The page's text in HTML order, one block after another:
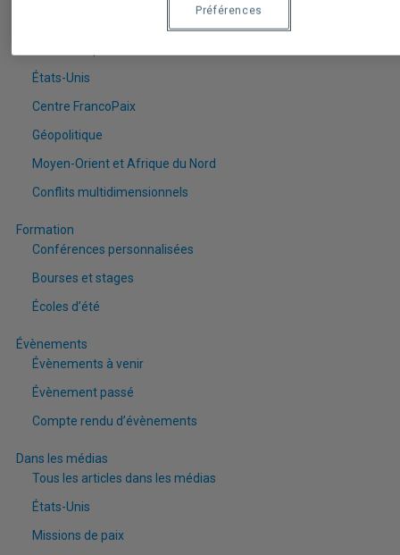
États-Unis
Centre FrancoPaix
Géopolitique
Moyen-Orient et Afrique du Nord
Conflits multidimensionnels
Formation
Conférences personnalisées
Bourses et stages
Écoles d’été
Évènements
Évènements à venir
Évènement passé
Compte rendu d’évènements
Dans les médias
Tous les articles dans les médias
États-Unis
Missions de paix
Préférences